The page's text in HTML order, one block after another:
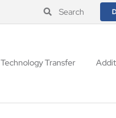
Search
Technology Transfer